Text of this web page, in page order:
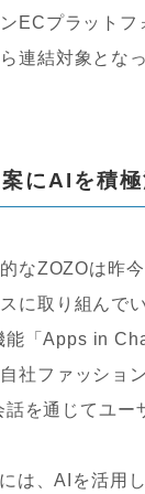
ECプラット
連結対象となっ
にAIを積極
なZOZOは昨
に取り組んで
「Apps in
社ファッショ
を通じてユー
は、AIを活用